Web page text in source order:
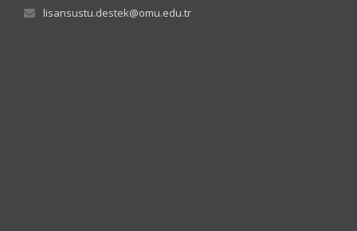
lisansustu.destek@omu.edu.tr